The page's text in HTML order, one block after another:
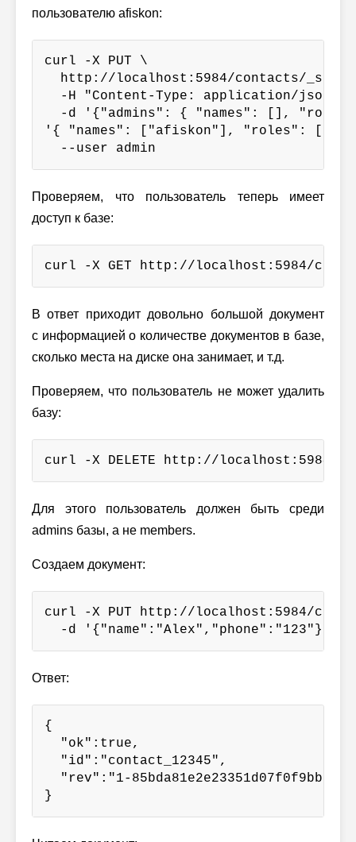
пользователю afiskon:
curl -X PUT \
http://localhost:5984/contacts/
  -H "Content-Type: application/json" \
-d '{"admins": { "names": [],
'{ "names": ["afiskon"], "roles": []
  --user admin
Проверяем, что пользователь теперь имеет
доступ к базе:
curl -X GET http://localhost:5984/
В ответ приходит довольно большой документ
с информацией о количестве документов в базе,
сколько места на диске она занимает, и т.д.
Проверяем, что пользователь не может удалить
базу:
curl -X DELETE http://localhost:5984/
Для этого пользователь должен быть среди
admins базы, а не members.
Создаем документ:
curl -X PUT http://localhost:5984/
-d '{"name":"Alex","phone":"123"}'
Ответ:
{
  "ok":true,
  "id":"contact_12345",
"rev":"1-
}